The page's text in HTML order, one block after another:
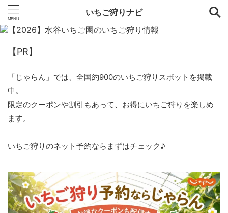
いちご狩りナビ
【PR】
「じゃらん」では、全国約900のいちご狩りスポットを掲載
中。
限定のクーポンや割引もあって、お得にいちご狩りを楽しめ
ます。
いちご狩りのネット予約ならまずはチェック♪